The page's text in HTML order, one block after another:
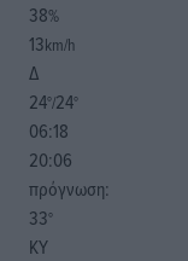
38%
13km/h
Δ
24°/24°
06:18
20:06
πρόγνωση:
33°
ΚΥ